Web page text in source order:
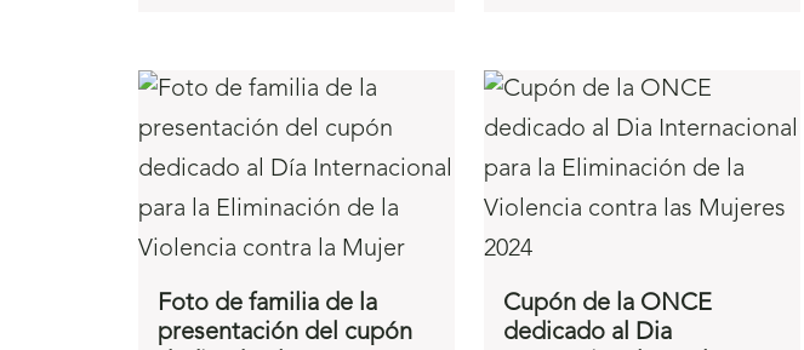
Foto de familia de la
presentación del cupón
Cupón de la ONCE
dedicado al Dia